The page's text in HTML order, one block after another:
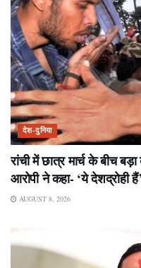
देश-दुनिया
रांची में छात्र मार्च के बीच
आरोपी ने कहा- ‘ये देशद्रोही हैं’
AUGUST 8, 2026